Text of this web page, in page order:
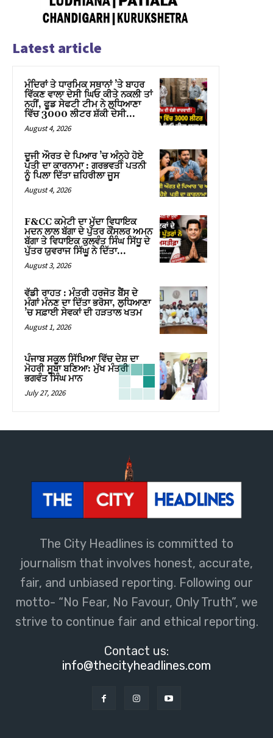
Latest article
ਮੰਦਿਰਾਂ ਤੇ ਧਾਰਮਿਕ ਸਥਾਨਾਂ ’ਤੇ ਬਾਹਰ
ਵਿੱਕਣ ਵਾਲਾ ਦੇਸੀ ਘਿਓ ਕੀਤੇ ਨਕਲੀ ਤਾਂ
ਨਹੀਂ, ਫੂਡ ਸੇਫਟੀ ਟੀਮ ਨੇ ਲੁਧਿਆਣਾ
ਵਿੱਚ 3000 ਲੀਟਰ ਸ਼ੱਕੀ ਦੇਸੀ...
August 4, 2026
ਦੂਜੀ ਔਰਤ ਦੇ ਪਿਆਰ ’ਚ ਅੰਨ੍ਹੇ ਹੋਏ
ਪਤੀ ਦਾ ਕਾਰਨਾਮਾ : ਗਰਭਵਤੀ ਪਤਨੀ
ਨੂੰ ਪਿਲਾ ਦਿੱਤਾ ਜ਼ਹਿਰੀਲਾ ਜੂਸ
August 4, 2026
F&CC ਕਮੇਟੀ ਦਾ ਮੁੱਦਾ ਵਿਧਾਇਕ
ਮਦਨ ਲਾਲ ਬੱਗਾ ਦੇ ਪੁੱਤਰ ਕੌਂਸਲਰ ਅਮਨ
ਬੱਗਾ ਤੇ ਵਿਧਾਇਕ ਕੁਲਵੰਤ ਸਿੰਘ ਸਿੱਧੂ ਦੇ
ਪੁੱਤਰ ਯੁਵਰਾਜ ਸਿੱਘੂ ਨੇ ਦਿੱਤਾ...
August 3, 2026
ਵੱਡੀ ਰਾਹਤ : ਮੰਤਰੀ ਹਰਜੋਤ ਬੈਂਸ ਦੇ
ਮੰਗਾਂ ਮੰਨਣ ਦਾ ਦਿੱਤਾ ਭਰੋਸਾ, ਲੁਧਿਆਣਾ
’ਚ ਸਫ਼ਾਈ ਸੇਵਕਾਂ ਦੀ ਹੜਤਾਲ ਖਤਮ
August 1, 2026
ਪੰਜਾਬ ਸਕੂਲ ਸਿੱਖਿਆ ਵਿੱਚ ਦੇਸ਼ ਦਾ
ਮੋਹਰੀ ਸੂਬਾ ਬਣਿਆ: ਮੁੱਖ ਮੰਤਰੀ
ਭਗਵੰਤ ਸਿੰਘ ਮਾਨ
July 27, 2026
The City Headlines is committed to
journalism that involves honest, accurate,
fair, and unbiased reporting. Following our
motto- “No Fear, No Favour, Only Truth”, we
strive to continue fair and ethical reporting.
Contact us:
info@thecityheadlines.com